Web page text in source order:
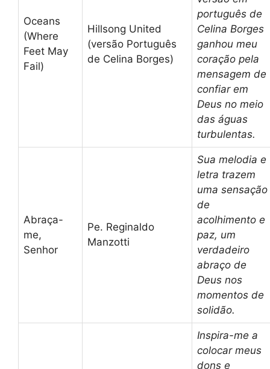
Oceans
(Where
Feet May
Fail)
Hillsong United
(versão Português
de Celina Borges)
português de
Celina Borges
ganhou meu
coração pela
mensagem de
confiar em
Deus no meio
das águas
turbulentas.
Abraça-
me,
Senhor
Pe. Reginaldo
Manzotti
Sua melodia e
letra trazem
uma sensação
de
acolhimento e
paz, um
verdadeiro
abraço de
Deus nos
momentos de
solidão.
Inspira-me a
colocar meus
dons e